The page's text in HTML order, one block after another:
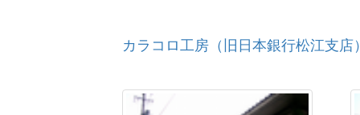
カラコロ工房（旧日本銀行松江支店